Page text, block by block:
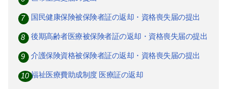
国民健康保険被保険者証の返却・資格喪失届の提出
後期高齢者医療被保険者証の返却・資格喪失届の提出
介護保険資格被保険者証の返却・資格喪失届の提出
福祉医療費助成制度 医療証の返却